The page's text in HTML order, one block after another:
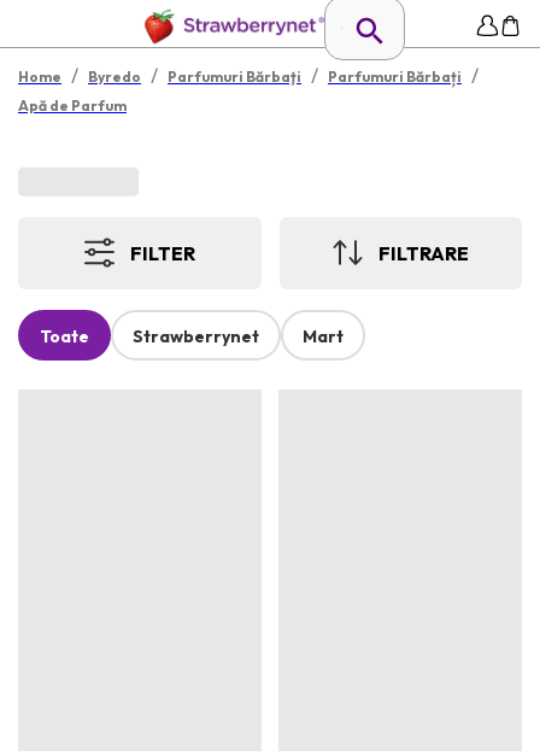
Home / Byredo / Parfumuri Bărbaţi / Parfumuri Bărbați /
Apă de Parfum
FILTER FILTRARE
Toate Strawberrynet Mart